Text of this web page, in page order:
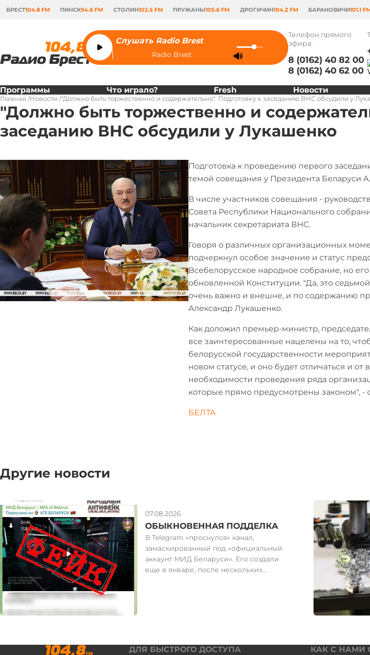
БРЕСТ104.8 FM ПИНСК94.6 FM СТОЛИН102.5 FM ПРУЖАНЫ105.6 FM ДРОГИЧИН104.2 FM БАРАНОВИЧИ101.1
Слушать Radio Brest
Radio Brest
Телефон прямого
эфира:
8 (0162) 40 82 00
8 (0162) 40 62 00
Программы Что играло? Fresh Новости
Главная Новости "Должно быть торжественно и содержательно". Подготовку к заседанию ВНС обсудили у
"Должно быть торжественно и
заседанию ВНС обсудили у Лукашенко
Подготовка к проведению первого
темой совещания у Президента Беларуси
В числе участников совещания -
Совета Республики Национального
начальник секретариата ВНС.
Говоря о различных организационных
подчеркнул особое значение и статус
Всебелорусское народное собрание, но
обновленной Конституции. "Да, это
очень важно и внешне, и по содержанию
Александр Лукашенко.
Как доложил премьер-министр,
все заинтересованные нацелены на то,
белорусской государственности
новом статусе, и оно будет отличаться и
необходимости проведения ряда
которые прямо предусмотрены законом", -
БЕЛТА
Другие новости
07.08.2026
ОБЫКНОВЕННАЯ ПОДДЕЛКА
В Telegram «проснулся» канал,
замаскированный под «официальный
аккаунт МИД Беларуси». Его создали
еще в январе, после нескольких
обращении выманивает личные
ДЛЯ БЫСТРОГО ДОСТУПА КАК С НАМИ